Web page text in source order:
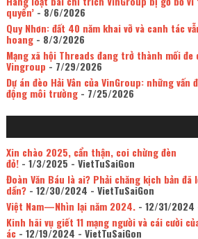
quyền’- 8/6/2026
Quy Nhơn: đất 40 năm khai vỡ và canh tác
hoang- 8/3/2026
Mạng xã hội Threads đang trở thành mối đe
Vingroup - 7/29/2026
Dự án đèo Hải Vân của VinGroup: những vấn
động môi trường- 7/25/2026
Xin chào 2025, cẩn thận, coi chừng đèn
đỏ!- 1/3/2025 - VietTuSaiGon
Đoàn Văn Báu là ai? Phải chăng kịch bản đã
dần?- 12/30/2024 - VietTuSaiGon
Việt Nam—Nhìn lại năm 2024.- 12/31/2024
Kinh hãi vụ giết 11 mạng người và cái cười
ác- 12/19/2024 - VietTuSaiGon